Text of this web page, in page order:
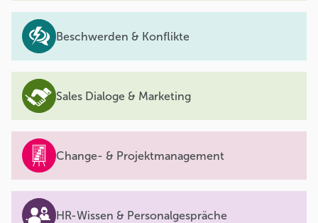
Beschwerden & Konflikte
Sales Dialoge & Marketing
Change- & Projektmanagement
HR-Wissen & Personalgespräche